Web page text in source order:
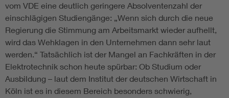
vom VDE eine deutlich geringere Absolventenzahl der
einschlägigen Studiengänge: „Wenn sich durch die neue
Regierung die Stimmung am Arbeitsmarkt wieder aufhellt,
wird das Wehklagen in den Unternehmen dann sehr laut
werden.“ Tatsächlich ist der Mangel an Fachkräften in der
Elektrotechnik schon heute spürbar: Ob Studium oder
Ausbildung – laut dem Institut der deutschen Wirtschaft in
Köln ist es in diesem Bereich besonders schwierig,